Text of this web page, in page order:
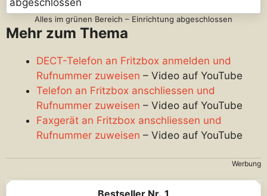
Alles im grünen Bereich – Einrichtung abgeschlossen
Mehr zum Thema
DECT-Telefon an Fritzbox anmelden und
Rufnummer zuweisen – Video auf YouTube
Telefon an Fritzbox anschliessen und
Rufnummer zuweisen – Video auf YouTube
Faxgerät an Fritzbox anschliessen und
Rufnummer zuweisen – Video auf YouTube
Werbung